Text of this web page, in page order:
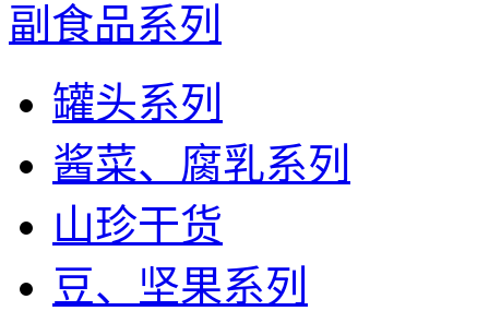
副食品系列
罐头系列
酱菜、腐乳系列
山珍干货
豆、坚果系列